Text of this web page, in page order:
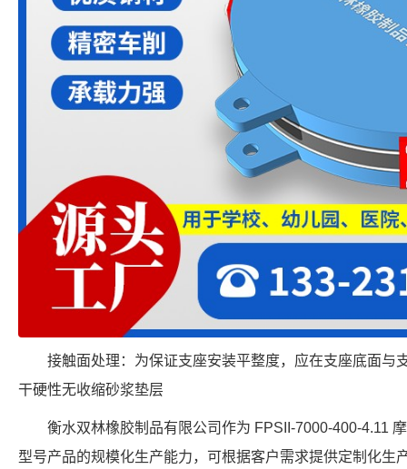
接触面处理：为保证支座安装平整度，应在支座底面与
干硬性无收缩砂浆垫层
衡水双林橡胶制品有限公司作为 FPSII-7000-400-4.11
型号产品的规模化生产能力，可根据客户需求提供定制化生